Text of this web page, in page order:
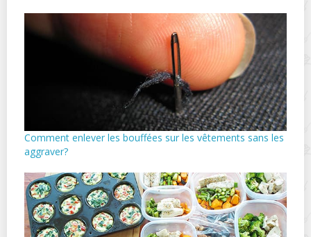
Comment enlever les bouffées sur les vêtements sans les
aggraver?